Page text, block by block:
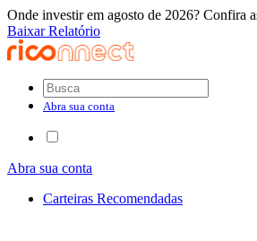
Onde investir em agosto de 2026? Confira
Baixar Relatório
Abra sua conta
Abra sua conta
Carteiras Recomendadas